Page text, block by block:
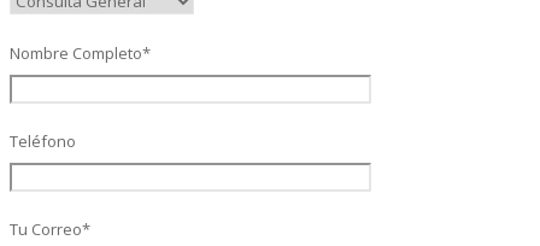
SAP Time and Attendance
Nombre Completo*
Teléfono
Tu Correo*